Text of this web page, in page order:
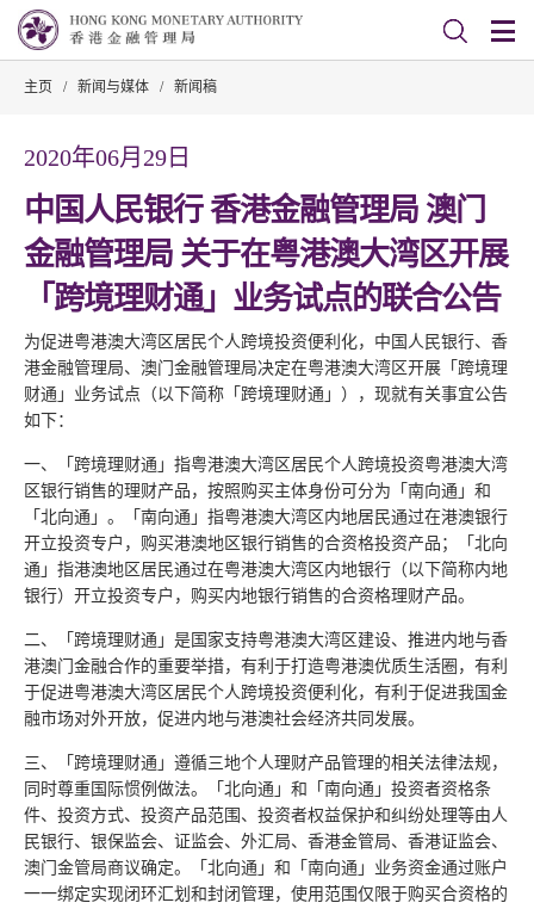
主页 / 新闻与媒体 / 新闻稿
2020年06月29日
中国人民银行 香港金融管理局 澳门
金融管理局 关于在粤港澳大湾区开展
「跨境理财通」业务试点的联合公告
为促进粤港澳大湾区居民个人跨境投资便利化，中国人民银行、香
港金融管理局、澳门金融管理局决定在粤港澳大湾区开展「跨境理
财通」业务试点（以下简称「跨境理财通」），现就有关事宜公告
如下：
一、「跨境理财通」指粤港澳大湾区居民个人跨境投资粤港澳大湾
区银行销售的理财产品，按照购买主体身份可分为「南向通」和
「北向通」。「南向通」指粤港澳大湾区内地居民通过在港澳银行
开立投资专户，购买港澳地区银行销售的合资格投资产品；「北向
通」指港澳地区居民通过在粤港澳大湾区内地银行（以下简称内地
银行）开立投资专户，购买内地银行销售的合资格理财产品。
二、「跨境理财通」是国家支持粤港澳大湾区建设、推进内地与香
港澳门金融合作的重要举措，有利于打造粤港澳优质生活圈，有利
于促进粤港澳大湾区居民个人跨境投资便利化，有利于促进我国金
融市场对外开放，促进内地与港澳社会经济共同发展。
三、「跨境理财通」遵循三地个人理财产品管理的相关法律法规，
同时尊重国际惯例做法。「北向通」和「南向通」投资者资格条
件、投资方式、投资产品范围、投资者权益保护和纠纷处理等由人
民银行、银保监会、证监会、外汇局、香港金管局、香港证监会、
澳门金管局商议确定。「北向通」和「南向通」业务资金通过账户
一一绑定实现闭环汇划和封闭管理，使用范围仅限于购买合资格的